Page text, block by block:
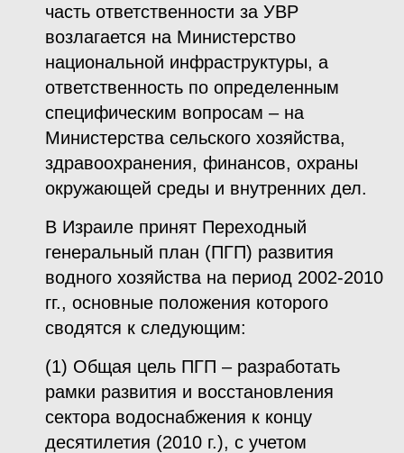
часть ответственности за УВР
возлагается на Министерство
национальной инфраструктуры, а
ответственность по определенным
специфическим вопросам – на
Министерства сельского хозяйства,
здравоохранения, финансов, охраны
окружающей среды и внутренних дел.
В Израиле принят Переходный
генеральный план (ПГП) развития
водного хозяйства на период 2002-2010
гг., основные положения которого
сводятся к следующим:
(1) Общая цель ПГП – разработать
рамки развития и восстановления
сектора водоснабжения к концу
десятилетия (2010 г.), с учетом